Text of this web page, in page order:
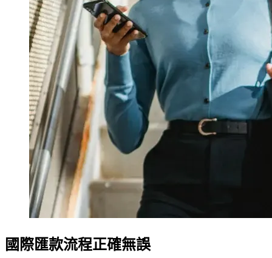
國際匯款流程正確無誤